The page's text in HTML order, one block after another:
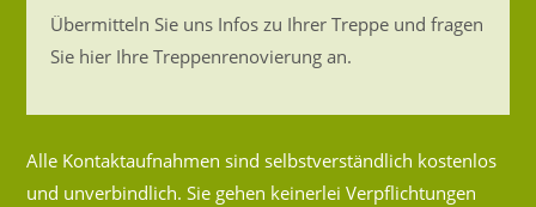
Übermitteln Sie uns Infos zu Ihrer Treppe und fragen
Sie hier Ihre Treppenrenovierung an.
Alle Kontaktaufnahmen sind selbstverständlich kostenlos
und unverbindlich. Sie gehen keinerlei Verpflichtungen